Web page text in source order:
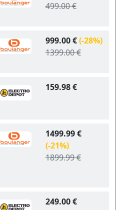
499.00 €
999.00 €(-28%)
1399.00 €
159.98 €
1499.99 €
(-21%)
1899.99 €
249.00 €